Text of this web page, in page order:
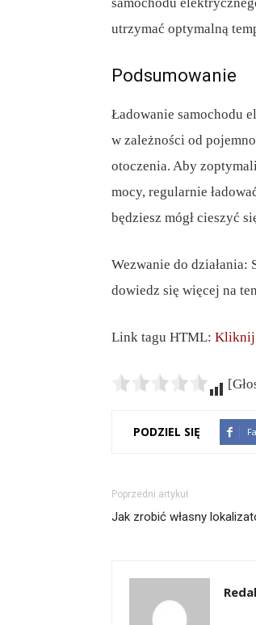
utrzymać optymalną
Podsumowanie
Ładowanie samochodu
w zależności od
otoczenia. Aby
mocy, regularnie
będziesz mógł cieszyć
Wezwanie do działania:
dowiedz się więcej na
Link tagu HTML: Kliknij
PODZIEL SIĘ
Poprzedni artykuł
Jak zrobić własny